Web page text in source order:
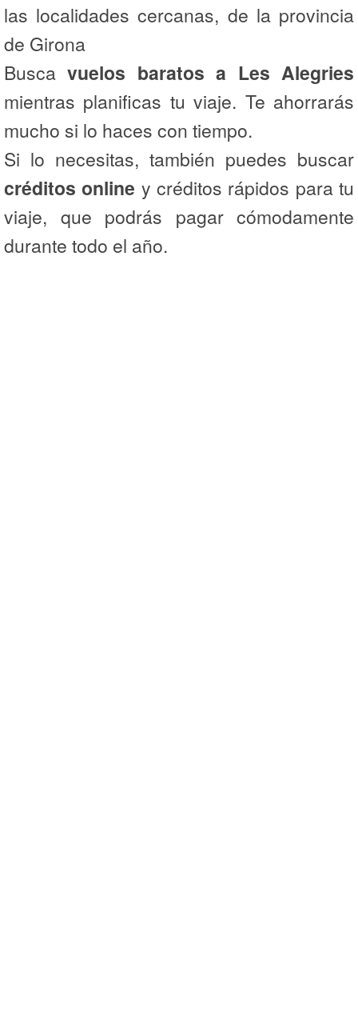
las localidades cercanas, de la provincia
de Girona
Buscavuelos baratos a Les Alegries
mientras planificas tu viaje. Te ahorrarás
mucho si lo haces con tiempo.
Si lo necesitas, también puedes buscar
créditos online y créditos rápidos para tu
viaje, que podrás pagar cómodamente
durante todo el año.